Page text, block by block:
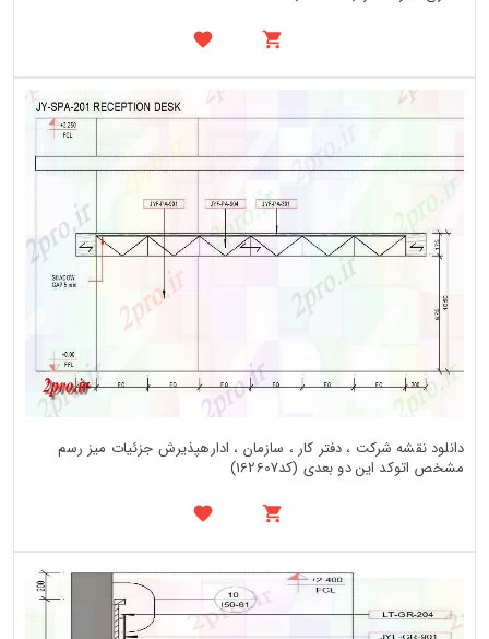
دانلود نقشه شرکت ، دفتر کار ، سازمان ، ادارهپذیرش جزئیات میز رسم
مشخص اتوکد این دو بعدی (کد162607)